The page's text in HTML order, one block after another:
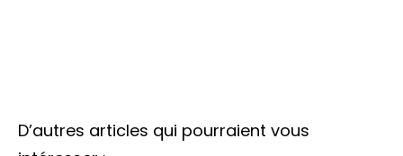
D’autres articles qui pourraient vous